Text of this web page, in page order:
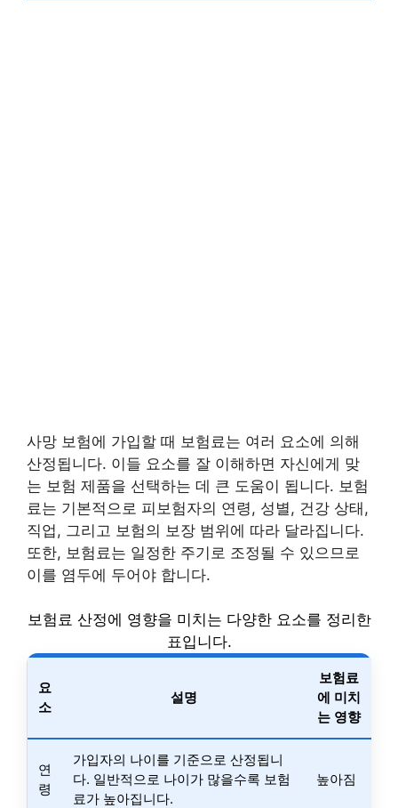
사망 보험에 가입할 때 보험료는 여러 요소에 의해
산정됩니다. 이들 요소를 잘 이해하면 자신에게 맞
는 보험 제품을 선택하는 데 큰 도움이 됩니다. 보험
료는 기본적으로 피보험자의 연령, 성별, 건강 상태,
직업, 그리고 보험의 보장 범위에 따라 달라집니다.
또한, 보험료는 일정한 주기로 조정될 수 있으므로
이를 염두에 두어야 합니다.
보험료 산정에 영향을 미치는 다양한 요소를 정리한
표입니다.
요
소
설명
보험료
에 미치
는 영향
연
령
가입자의 나이를 기준으로 산정됩니
다. 일반적으로 나이가 많을수록 보험
료가 높아집니다.
높아짐